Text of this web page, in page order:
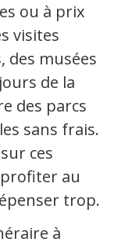
ou à prix
visites
des musées
de la
des parcs
sans frais.
ces
au
trop.
à